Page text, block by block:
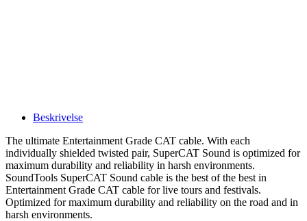
Beskrivelse
The ultimate Entertainment Grade CAT cable. With each
individually shielded twisted pair, SuperCAT Sound is optimized for
maximum durability and reliability in harsh environments.
SoundTools SuperCAT Sound cable is the best of the best in
Entertainment Grade CAT cable for live tours and festivals.
Optimized for maximum durability and reliability on the road and in
harsh environments.